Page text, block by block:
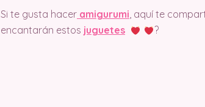
Si te gusta hacer amigurumi, aquí te
encantarán estos juguetes ?